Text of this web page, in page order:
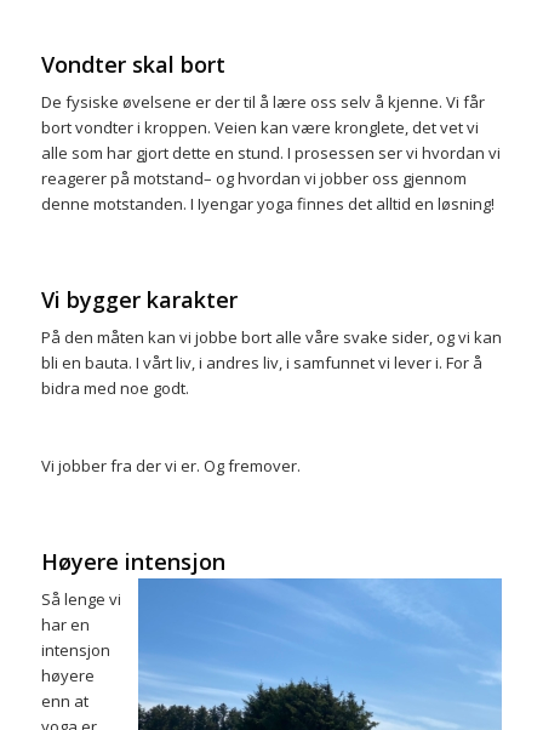
Vondter skal bort
De fysiske øvelsene er der til å lære oss selv å kjenne. Vi får
bort vondter i kroppen. Veien kan være kronglete, det vet vi
alle som har gjort dette en stund. I prosessen ser vi hvordan vi
reagerer på motstand– og hvordan vi jobber oss gjennom
denne motstanden. I Iyengar yoga finnes det alltid en løsning!
Vi bygger karakter
På den måten kan vi jobbe bort alle våre svake sider, og vi kan
bli en bauta. I vårt liv, i andres liv, i samfunnet vi lever i. For å
bidra med noe godt.
Vi jobber fra der vi er. Og fremover.
Høyere intensjon
Så lenge vi
har en
intensjon
høyere
enn at